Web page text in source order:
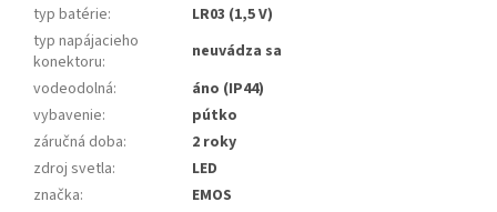
typ batérie:
LR03 (1,5 V)
typ napájacieho
konektoru:
neuvádza sa
vodeodolná:
áno (IP44)
vybavenie:
pútko
záručná doba:
2 roky
zdroj svetla:
LED
značka: EMOS